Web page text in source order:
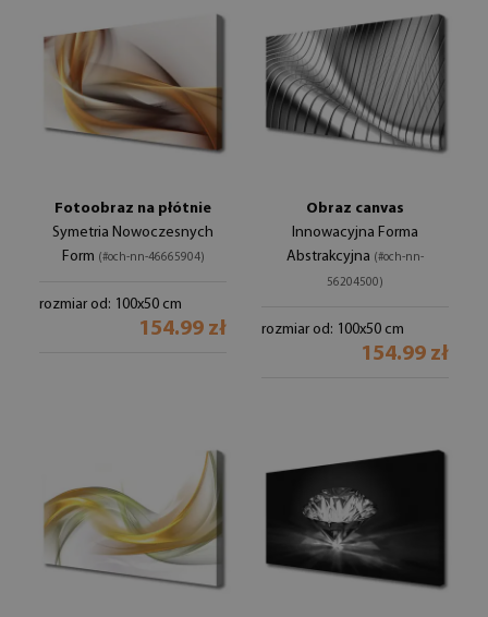
Fotoobraz na płótnie
Symetria Nowoczesnych
Form (#och-nn-46665904)
rozmiar od: 100x50 cm
154.99 zł
Obraz canvas
Innowacyjna Forma
Abstrakcyjna (#och-nn-
56204500)
rozmiar od: 100x50 cm
154.99 zł